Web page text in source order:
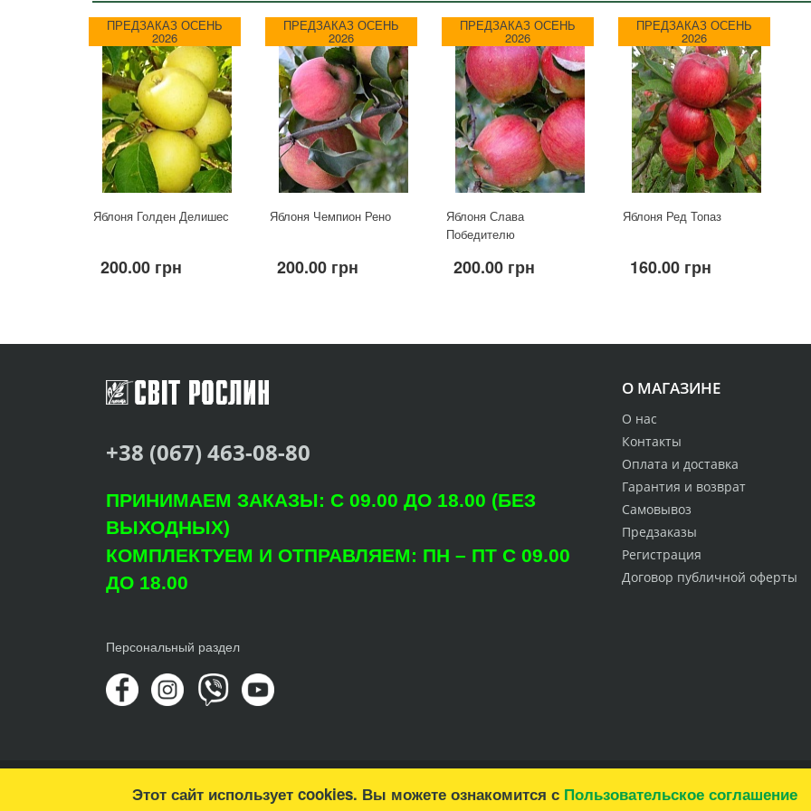
ПРЕДЗАКАЗ ОСЕНЬ
2026
Яблоня Голден Делишес
200.00 грн
ПРЕДЗАКАЗ ОСЕНЬ
2026
Яблоня Чемпион Рено
200.00 грн
ПРЕДЗАКАЗ ОСЕНЬ
2026
Яблоня Слава
Победителю
200.00 грн
ПРЕДЗАКАЗ ОСЕНЬ
2026
Яблоня Ред Топаз
160.00 грн
О МАГАЗИНЕ
О нас
Контакты
Оплата и доставка
Гарантия и возврат
Самовывоз
Предзаказы
Регистрация
Договор публичной оферты
+38 (067) 463-08-80
ПРИНИМАЕМ ЗАКАЗЫ: С 09.00 ДО 18.00 (БЕЗ
ВЫХОДНЫХ)
КОМПЛЕКТУЕМ И ОТПРАВЛЯЕМ: ПН – ПТ С 09.00
ДО 18.00
Персональный раздел
© Copyright 2022 Агроцентр "Світ Рослин"
Этот сайт использует cookies. Вы можете ознакомится с Пользовательское соглашение